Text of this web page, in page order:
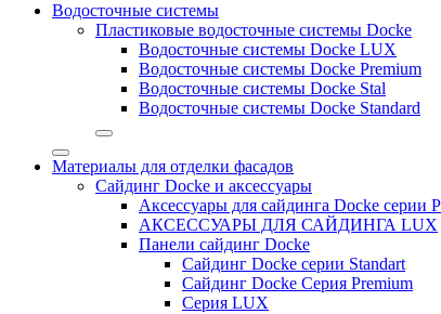
Водосточные системы
Пластиковые водосточные системы Docke
Водосточные системы Docke LUX
Водосточные системы Docke Premium
Водосточные системы Docke Stal
Водосточные системы Docke Standard
Материалы для отделки фасадов
Сайдинг Docke и аксессуары
Аксессуары для сайдинга Docke серии
АКСЕССУАРЫ ДЛЯ САЙДИНГА LUX
Панели сайдинг Docke
Cайдинг Docke серии Standart
Сайдинг Docke Серия Premium
Серия LUX